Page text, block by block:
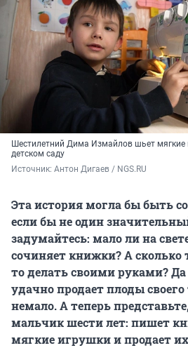
Шестилетний Дима Измайлов шьет мягкие
детском саду
Источник: Антон Дигаев / NGS.RU
Эта история могла бы быть
если бы не один
задумайтесь: мало ли на
сочиняет книжки? А сколько
то делать своими руками?
удачно продает плоды
немало. А теперь
мальчик шести лет: пишет
мягкие игрушки и продает